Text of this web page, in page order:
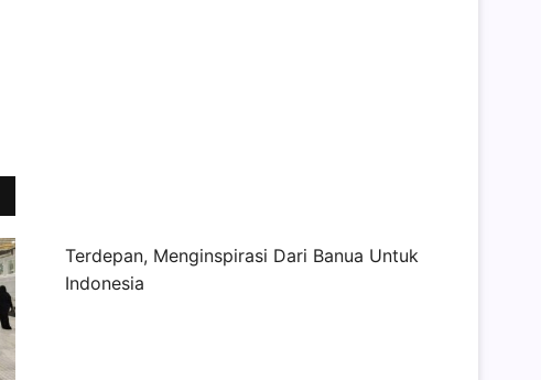
Terdepan, Menginspirasi Dari Banua Untuk
Indonesia